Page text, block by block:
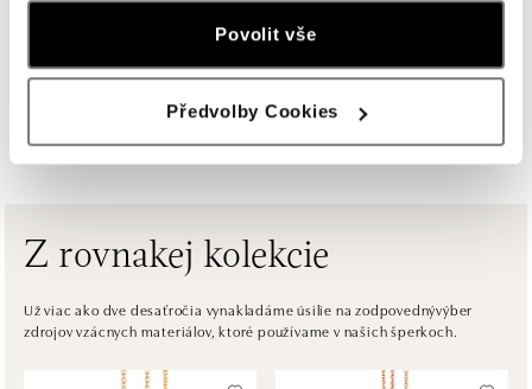
Povolit vše
Předvolby Cookies
dnes otvorené do 18:00
Na Příkopě 16, 110 00 Praha 1
HALADA Česká, Brno
Česká 23, 602 00 Brno
tel.: +420602443261
ZOBRAZIŤ VŠETKY BUTIKY
Z rovnakej kolekcie
Už viac ako dve desaťročia vynakladáme úsilie na zodpovednývýber
zdrojov vzácnych materiálov, ktoré používame v našich šperkoch.